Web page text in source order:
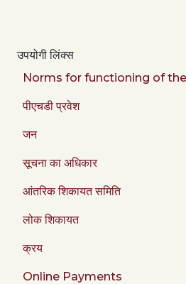
उपयोगी लिंक्स
Norms for functioning of
पीएचडी प्रवेश
जन
सूचना का अधिकार
आंतरिक शिकायत समिति
लोक शिकायत
क्रय
Online Payments